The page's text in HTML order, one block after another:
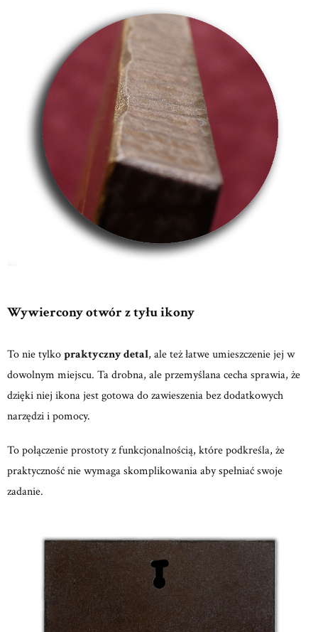
Wywiercony otwór z tyłu ikony
To nie tylkopraktyczny detal, ale też łatwe umieszczenie jej w
dowolnym miejscu. Ta drobna, ale przemyślana cecha sprawia, że
dzięki niej ikona jest gotowa do zawieszenia bez dodatkowych
narzędzi i pomocy.
To połączenie prostoty z funkcjonalnością, które podkreśla, że
praktyczność nie wymaga skomplikowania aby spełniać swoje
zadanie.